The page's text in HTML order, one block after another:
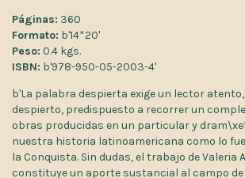
Páginas: 360
Formato: b'14*20'
Peso: 0.4 kgs.
ISBN: b'978-950-05-2003-4'
b'La palabra despierta exige un lector
despierto, predispuesto a recorrer un
obras producidas en un particular y
nuestra historia latinoamericana como lo
la Conquista. Sin dudas, el trabajo de Valeria
constituye un aporte sustancial al campo